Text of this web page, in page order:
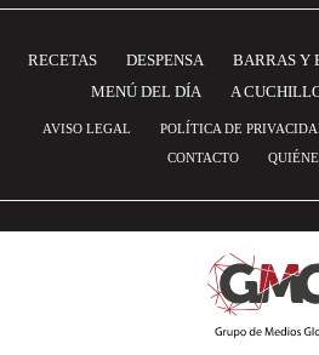
RECETAS DESPENSA BARRAS Y
MENÚ DEL DÍA
A
AVISO LEGAL POLÍTICA DE
CONTACTO